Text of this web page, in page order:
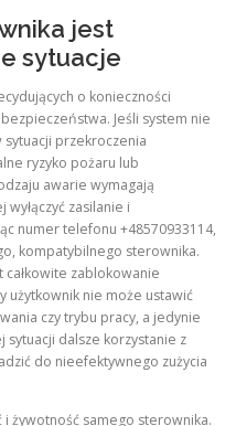
jest
sytuacje
o konieczności
Jeśli system nie
sytuacji przekroczenia
ryzyko pożaru lub
awarie wymagają
zasilanie i
numer telefonu +48570933114,
kompatybilnego sterownika.
zablokowanie
użytkownik nie może ustawić
czy trybu pracy, a jedynie
sytuacji dalsze korzystanie z
do nieefektywnego zużycia
i żywotność samego sterownika.